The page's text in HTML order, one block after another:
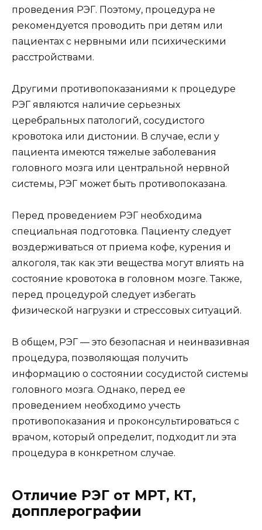
проведения РЭГ. Поэтому, процедура не
рекомендуется проводить при детям или
пациентах с нервными или психическими
расстройствами.
Другими противопоказаниями к процедуре
РЭГ являются наличие серьезных
церебральных патологий, сосудистого
кровотока или дистонии. В случае, если у
пациента имеются тяжелые заболевания
головного мозга или центральной нервной
системы, РЭГ может быть противопоказана.
Перед проведением РЭГ необходима
специальная подготовка. Пациенту следует
воздерживаться от приема кофе, курения и
алкоголя, так как эти вещества могут влиять на
состояние кровотока в головном мозге. Также,
перед процедурой следует избегать
физической нагрузки и стрессовых ситуаций.
В общем, РЭГ — это безопасная и неинвазивная
процедура, позволяющая получить
информацию о состоянии сосудистой системы
головного мозга. Однако, перед ее
проведением необходимо учесть
противопоказания и проконсультироваться с
врачом, который определит, подходит ли эта
процедура в конкретном случае.
Отличие РЭГ от МРТ, КТ,
допплерографии